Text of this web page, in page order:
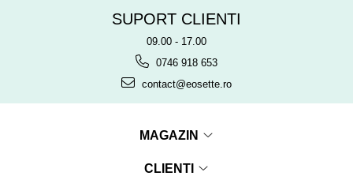
SUPORT CLIENTI
09.00 - 17.00
0746 918 653
contact@eosette.ro
MAGAZIN
CLIENTI